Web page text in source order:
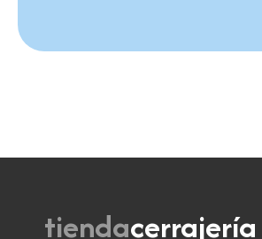
tiendacerrajería